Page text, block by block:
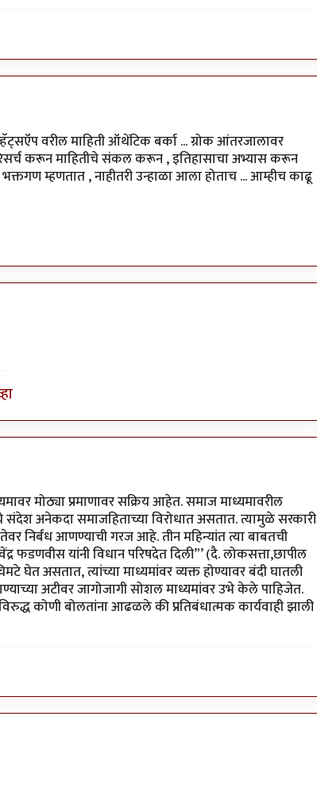
वरील माहिती ऑथेंटिक बर्का ... ग्रोक आंतरजालावर
करून माहितीचे संकल करून , इतिहासाचा अभ्यास करून
म्हणतात , नाहीतरी उन्हाळा आला होताच ... आम्हीच काढू
मोठ्या प्रमाणावर सक्रिय आहेत. समाज माध्यमावरील
अनेकदा समाजहिताच्या विरोधात असतात. त्यामुळे सरकारी
निर्बंध आणण्याची गरज आहे. तीन महिन्यांत त्या बाबतची
फडणवीस यांनी विधान परिषदेत दिली”’ (दै. लोकसत्ता,छापील
घेत असतात, त्यांच्या माध्यमांवर व्यक्त होण्यावर बंदी घातली
अटीवर जागोजागी सोशल माध्यमांवर उभे केले पाहिजेत.
कोणी बोलतांना आढळले की प्रतिबंधात्मक कार्यवाही झाली